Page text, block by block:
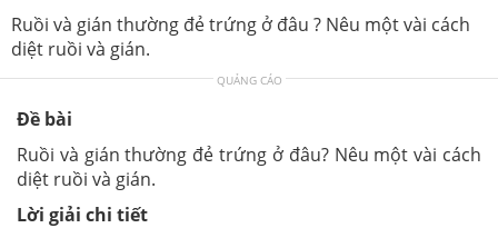
Ruồi và gián thường đẻ trứng ở đâu ? Nêu một vài cách
diệt ruồi và gián.
QUẢNG CÁO
Đề bài
Ruồi và gián thường đẻ trứng ở đâu? Nêu một vài cách
diệt ruồi và gián.
Lời giải chi tiết